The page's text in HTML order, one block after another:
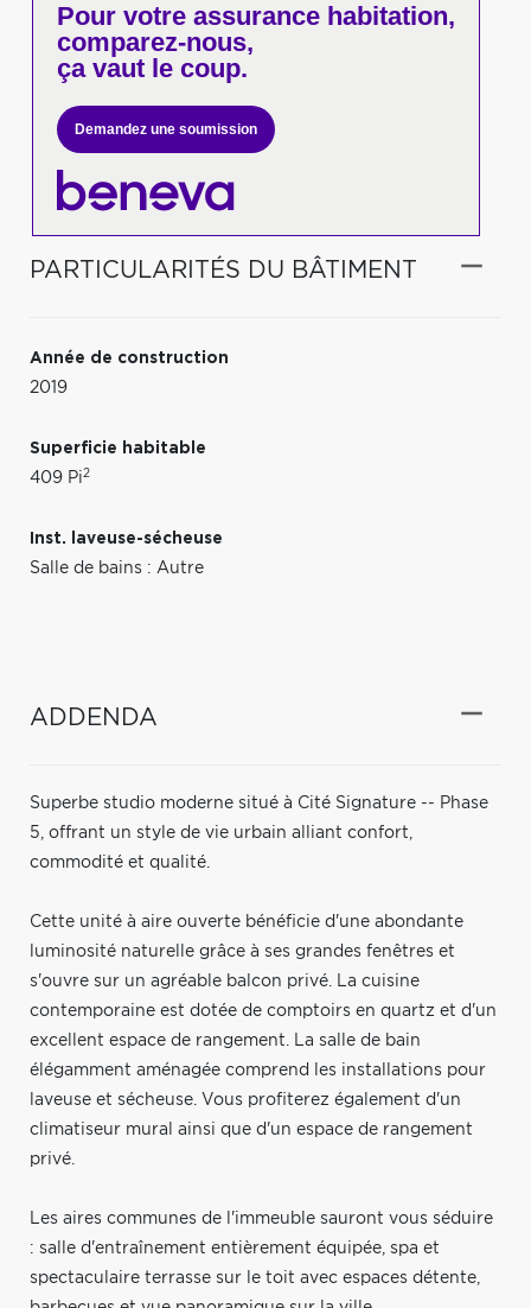
Pour votreassurance habitation,
comparez-nous,
ça vaut le coup.
Demandez une soumission
PARTICULARITÉS DU BÂTIMENT
Année de construction
2019
Superficie habitable
409 Pi2
Inst. laveuse-sécheuse
Salle de bains : Autre
ADDENDA
Superbe studio moderne situé à Cité Signature -- Phase
5, offrant un style de vie urbain alliant confort,
commodité et qualité.
Cette unité à aire ouverte bénéficie d'une abondante
luminosité naturelle grâce à ses grandes fenêtres et
s'ouvre sur un agréable balcon privé. La cuisine
contemporaine est dotée de comptoirs en quartz et d'un
excellent espace de rangement. La salle de bain
élégamment aménagée comprend les installations pour
laveuse et sécheuse. Vous profiterez également d'un
climatiseur mural ainsi que d'un espace de rangement
privé.
Les aires communes de l'immeuble sauront vous séduire
: salle d'entraînement entièrement équipée, spa et
spectaculaire terrasse sur le toit avec espaces détente,